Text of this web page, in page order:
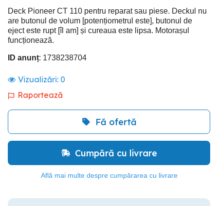
Deck Pioneer CT 110 pentru reparat sau piese. Deckul nu
are butonul de volum [potențiometrul este], butonul de
eject este rupt [îl am] și cureaua este lipsa. Motorașul
funcționează.
ID anunț: 1738238704
Vizualizări: 0
Raportează
Fă ofertă
Cumpără cu livrare
Află mai multe despre cumpărarea cu livrare